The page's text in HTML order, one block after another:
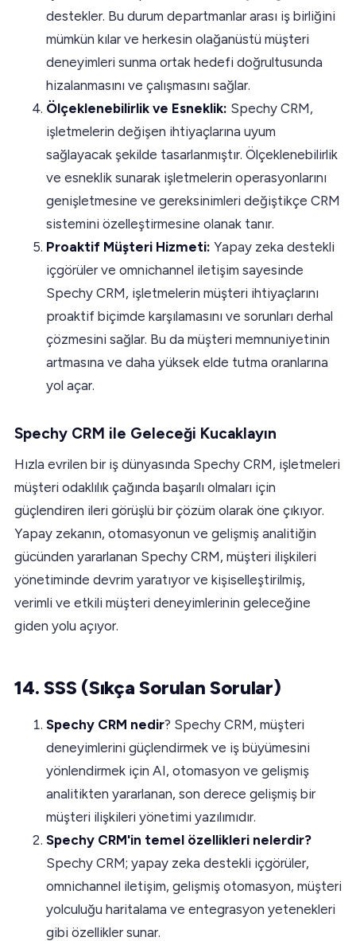
destekler. Bu durum departmanlar arası iş birliğini
mümkün kılar ve herkesin olağanüstü müşteri
deneyimleri sunma ortak hedefi doğrultusunda
hizalanmasını ve çalışmasını sağlar.
Ölçeklenebilirlik ve Esneklik: Spechy CRM,
işletmelerin değişen ihtiyaçlarına uyum
sağlayacak şekilde tasarlanmıştır. Ölçeklenebilirlik
ve esneklik sunarak işletmelerin operasyonlarını
genişletmesine ve gereksinimleri değiştikçe CRM
sistemini özelleştirmesine olanak tanır.
Proaktif Müşteri Hizmeti: Yapay zeka destekli
içgörüler ve omnichannel iletişim sayesinde
Spechy CRM, işletmelerin müşteri ihtiyaçlarını
proaktif biçimde karşılamasını ve sorunları derhal
çözmesini sağlar. Bu da müşteri memnuniyetinin
artmasına ve daha yüksek elde tutma oranlarına
yol açar.
Spechy CRM ile Geleceği Kucaklayın
Hızla evrilen bir iş dünyasında Spechy CRM, işletmeleri
müşteri odaklılık çağında başarılı olmaları için
güçlendiren ileri görüşlü bir çözüm olarak öne çıkıyor.
Yapay zekanın, otomasyonun ve gelişmiş analitiğin
gücünden yararlanan Spechy CRM, müşteri ilişkileri
yönetiminde devrim yaratıyor ve kişiselleştirilmiş,
verimli ve etkili müşteri deneyimlerinin geleceğine
giden yolu açıyor.
14. SSS (Sıkça Sorulan Sorular)
Spechy CRM nedir? Spechy CRM, müşteri
deneyimlerini güçlendirmek ve iş büyümesini
yönlendirmek için AI, otomasyon ve gelişmiş
analitikten yararlanan, son derece gelişmiş bir
müşteri ilişkileri yönetimi yazılımıdır.
Spechy CRM'in temel özellikleri nelerdir?
Spechy CRM; yapay zeka destekli içgörüler,
omnichannel iletişim, gelişmiş otomasyon, müşteri
yolculuğu haritalama ve entegrasyon yetenekleri
gibi özellikler sunar.